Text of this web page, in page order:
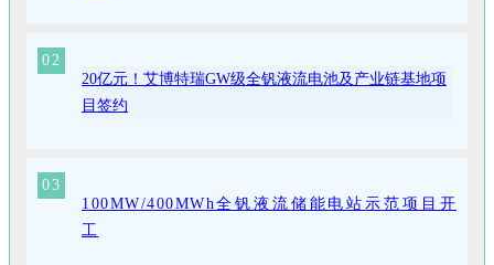
02
20亿元！艾博特瑞GW级全钒液流电池及产业链基地项
目签约
03
100MW/400MWh全钒液流储能电站示范项目开
工